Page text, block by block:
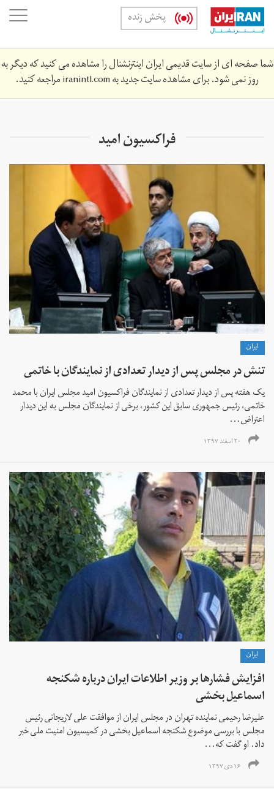
Skip
main
content
پخش زنده
شما صفحه ای از سایت قدیمی ایران اینترنشنال را مشاهده می کنید که دیگر به
روز نمی شود. برای مشاهده سایت جدید بهiranintl.comمراجعه کنید.
فراکسیون امید
ايران
تنش در مجلس پس از دیدار تعدادی از نمایندگان با خاتمی
یک هفته پس از دیدار تعدادی از نمایندگان فراکسیون امید مجلس ایران با محمد
خاتمی، رئیس جمهوری سابق این کشور، برخی از نمایندگان مجلس به این دیدار
اعتراض...
۲۰ اسفند ۱۳۹۷
ايران
افزایش فشارها بر وزیر اطلاعات ایران درباره شکنجه
اسماعیل بخشی
علیرضا رحیمی نماینده تهران در مجلس ایران از موافقت علی لاریجانی رئيس
مجلس با بررسی موضوع شکنجه اسماعیل بخشی در کمیسیون امنیت ملی خبر
داد. او گفت که...
۱۶ دی ۱۳۹۷